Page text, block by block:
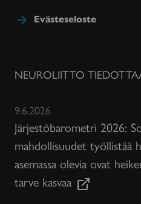
Evästeseloste
NEUROLIITTO
9.6.2026
Järjestöbarometri 2026:
mahdollisuudet työllistää
asemassa olevia ovat
tarve kasvaa